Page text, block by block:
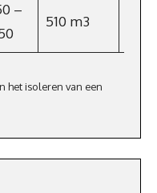
–
510 m3
het isoleren van een